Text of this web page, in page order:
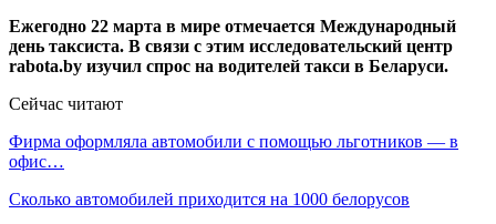
Ежегодно 22 марта в мире отмечается Международный
день таксиста. В связи с этим исследовательский центр
rabota.by изучил спрос на водителей такси в Беларуси.
Сейчас читают
Фирма оформляла автомобили с помощью льготников — в
офис…
Сколько автомобилей приходится на 1000 белорусов